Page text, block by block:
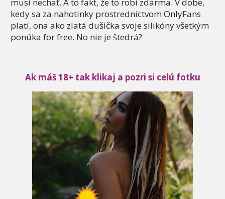
kedy sa za nahotinky prostredníctvom OnlyFans
platí, ona ako zlatá dušička svoje silikóny všetkým
ponúka for free. No nie je štedrá?
Ak máš 18+ tak klikaj a pozri si celú fotku